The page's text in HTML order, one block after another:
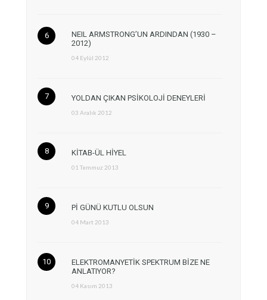
NEIL ARMSTRONG’UN ARDINDAN (1930 –
2012)
04 Eylül 2012
YOLDAN ÇIKAN PSİKOLOJİ DENEYLERİ
03 Aralık 2012
KİTAB-ÜL HİYEL
01 Temmuz 2013
Pİ GÜNÜ KUTLU OLSUN
04 Mart 2013
ELEKTROMANYETİK SPEKTRUM BİZE NE
ANLATIYOR?
04 Kasım 2013